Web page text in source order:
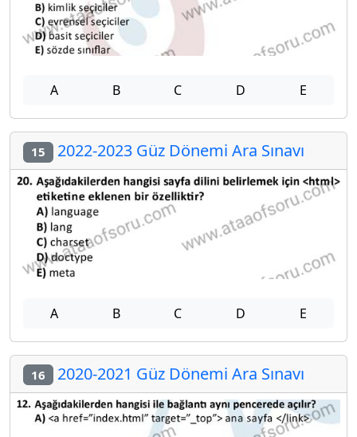
A B C D E
15 2022-2023 Güz Dönemi Ara Sınavı
A B C D E
16 2020-2021 Güz Dönemi Ara Sınavı